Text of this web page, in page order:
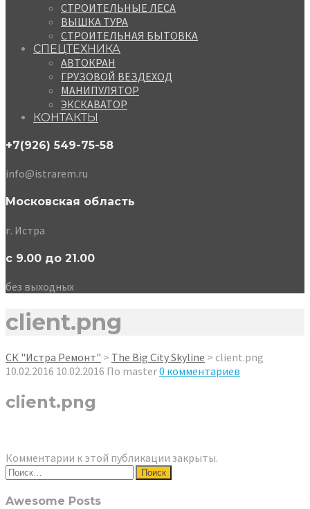
СТРОИТЕЛЬНЫЕ ЛЕСА
ВЫШКА ТУРА
СТРОИТЕЛЬНАЯ БЫТОВКА
СПЕЦТЕХНИКА
АВТОКРАН
ГРУЗОВОЙ ВЕЗДЕХОД
МАНИПУЛЯТОР
ЭКСКАВАТОР
КОНТАКТЫ
+7(926) 549-75-58
info@istrarem.ru
Московская область
г. Истра
с 9.00 до 21.00
без выходных
client.png
СК "Истра Ремонт" > The Big City Skyline > client.png
10.02.2016 10.02.2016 По master0 комментариев
client.png
Комментарии к этой публикации закрыты.
Найти:
Awesome Posts